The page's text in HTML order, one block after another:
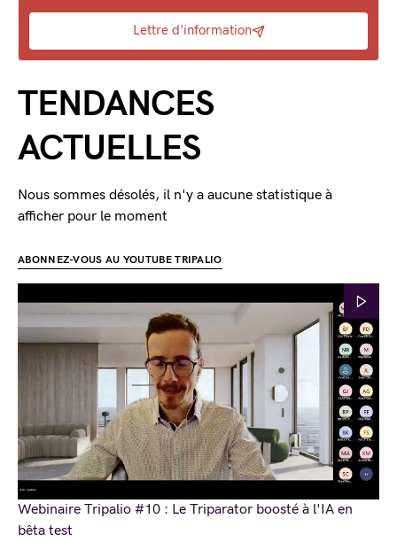
Lettre d'information
TENDANCES
ACTUELLES
Nous sommes désolés, il n'y a aucune statistique à
afficher pour le moment
ABONNEZ-VOUS AU YOUTUBE TRIPALIO
Webinaire Tripalio #10 : Le Triparator boosté à l'IA en
bêta test